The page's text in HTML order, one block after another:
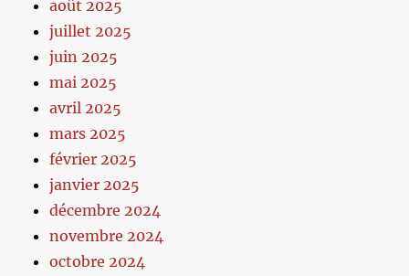
août 2025
juillet 2025
juin 2025
mai 2025
avril 2025
mars 2025
février 2025
janvier 2025
décembre 2024
novembre 2024
octobre 2024